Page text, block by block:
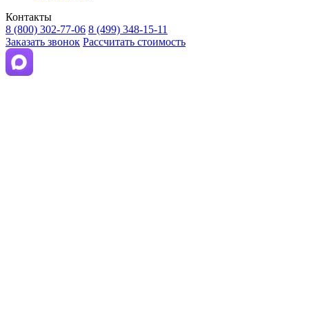
Контакты
8 (800) 302-77-06 8 (499) 348-15-11
Заказать звонок Рассчитать стоимость